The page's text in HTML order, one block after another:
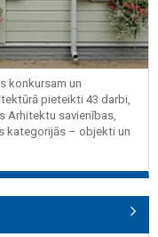
konkursam un
pieteikti 43 darbi,
Arhitektu savienības,
kategorijās – objekti un